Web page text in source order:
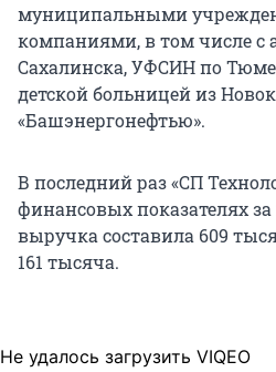
муниципальными
компаниями, в том числе с
Сахалинска, УФСИН по
детской больницей из
«Башэнергонефтью».
В последний раз «СП
финансовых показателях за
выручка составила 609
161 тысяча.
Не удалось загрузить VIQEO